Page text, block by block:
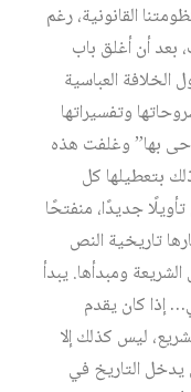
القانونية، رغم
أن أغلق باب
الخلافة العباسية
وتفسيراتها
بها” وغلفت هذه
بتعطيلها كل
جديدًا، منفتحًا
تاريخية النص
ومبدأها. يبدأ
إذا كان يقدم
ليس كذلك إلا
يدخل التاريخ في